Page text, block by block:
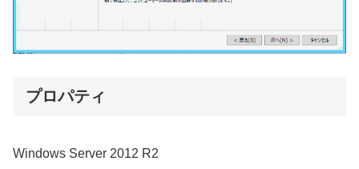
プロパティ
Windows Server 2012 R2